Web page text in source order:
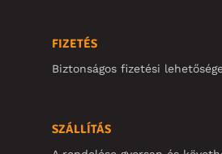
FIZETÉS
Biztonságos fizetési
SZÁLLÍTÁS